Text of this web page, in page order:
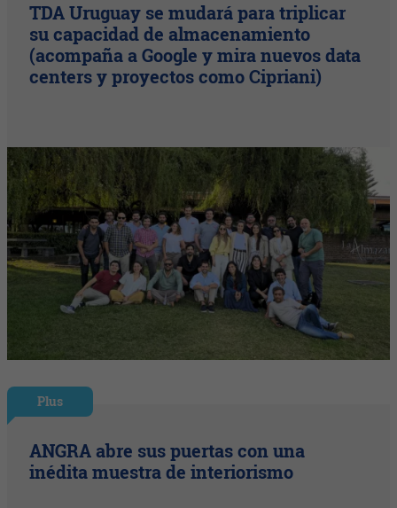
TDA Uruguay se mudará para triplicar
su capacidad de almacenamiento
(acompaña a Google y mira nuevos data
centers y proyectos como Cipriani)
Plus
ANGRA abre sus puertas con una
inédita muestra de interiorismo